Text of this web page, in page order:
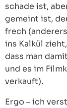
schade ist,
gemeint ist,
frech
ins Kalkül
dass man
und es im
verkauft).
Ergo – ich